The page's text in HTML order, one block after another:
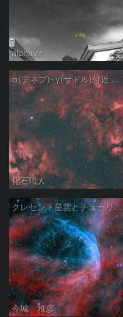
alphavir
α(デネブ)~γ(サドル)付近 NGC7000 北アメリカ星雲 IC5067~5070 ペリカン星雲 Sh2-112 はくちょう座
化石職人
クレセント星雲とチューリップ星雲の真ん中あたりにある星雲 NGC6883 ???
今城 雅彦